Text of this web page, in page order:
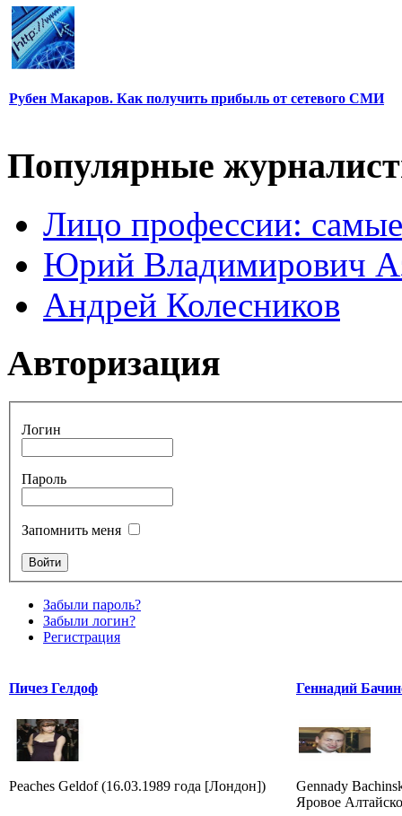
Рубен Макаров. Как получить прибыль от сетевого СМИ
Популярные
Лицо профессии:
Юрий Владимирович
Андрей Колесников
Авторизация
Логин
Пароль
Запомнить меня
Забыли пароль?
Забыли логин?
Регистрация
Пичез Гелдоф
Peaches Geldof (16.03.1989 года [Лондон])
Геннадий
Gennady
Яровое